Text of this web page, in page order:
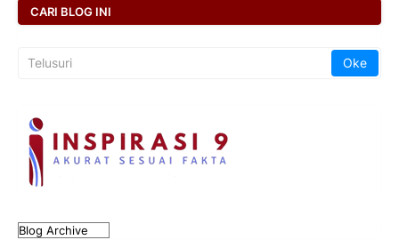
CARI BLOG INI